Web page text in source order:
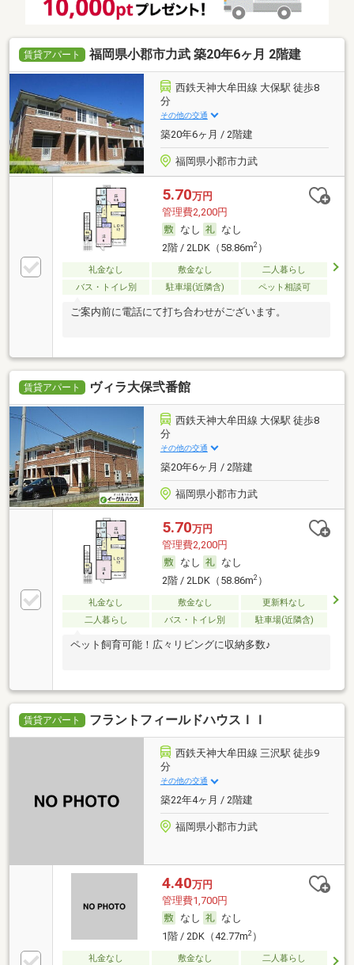
賃貸アパート 福岡県小郡市力武 築20年6ヶ月 2階建
西鉄天神大牟田線 大保駅 徒歩8
分
その他の交通
築20年6ヶ月 / 2階建
福岡県小郡市力武
5.70万円
管理費2,200円
なし
なし
2階 / 2LDK（58.86m2）
礼金なし 敷金なし
二人暮らし
バス・トイレ別
駐車場(近隣含) ペット相談可
ご案内前に電話にて打ち合わせがございます。
賃貸アパート ヴィラ大保弐番館
西鉄天神大牟田線 大保駅 徒歩8
分
その他の交通
築20年6ヶ月 / 2階建
福岡県小郡市力武
5.70万円
管理費2,200円
なし
なし
2階 / 2LDK（58.86m2）
礼金なし 敷金なし
更新料なし
二人暮らし
バス・トイレ別 駐車場(近隣含)
ペット飼育可能！広々リビングに収納多数♪
賃貸アパート フラントフィールドハウスＩＩ
西鉄天神大牟田線 三沢駅 徒歩9
分
その他の交通
築22年4ヶ月 / 2階建
福岡県小郡市力武
4.40万円
管理費1,700円
なし
なし
1階 / 2DK（42.77m2）
礼金なし 敷金なし 二人暮らし